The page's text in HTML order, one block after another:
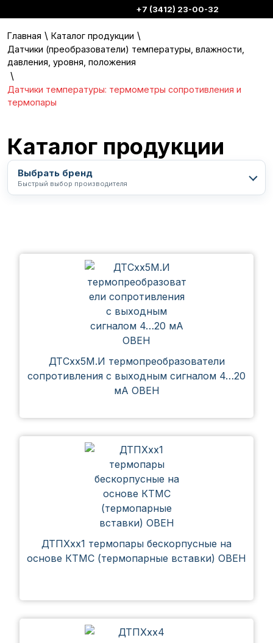
+7 (3412) 23-00-32
Главная \ Каталог продукции \
Датчики (преобразователи) температуры, влажности,
давления, уровня, положения
\
Датчики температуры: термометры сопротивления и
термопары
Каталог продукции
Выбрать бренд
Быстрый выбор производителя
ДТСхх5М.И термопреобразователи
сопротивления с выходным сигналом 4…20
мА ОВЕН
ДТПХхх1 термопары бескорпусные на
основе КТМС (термопарные вставки) ОВЕН